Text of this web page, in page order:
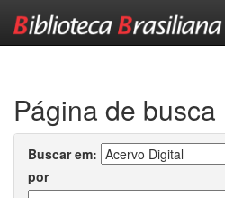
Página de busca
Buscar em:
por